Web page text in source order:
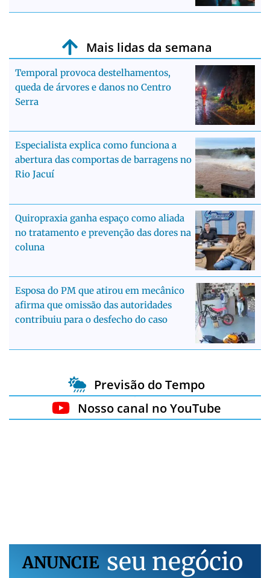
Mais lidas da semana
Temporal provoca destelhamentos,
queda de árvores e danos no Centro
Serra
Especialista explica como funciona a
abertura das comportas de barragens no
Rio Jacuí
Quiropraxia ganha espaço como aliada
no tratamento e prevenção das dores na
coluna
Esposa do PM que atirou em mecânico
afirma que omissão das autoridades
contribuiu para o desfecho do caso
Previsão do Tempo
Nosso canal no YouTube
ANUNCIE seu negócio